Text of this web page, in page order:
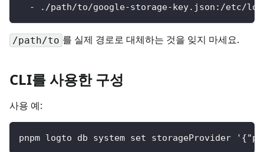
-
./path/to/google-storage-key.json : /etc/
/path/to 를 실제 경로로 대체하는 것을 잊지 마세요.
CLI를 사용한 구성
사용 예:
pnpm logto db system set storageProvider